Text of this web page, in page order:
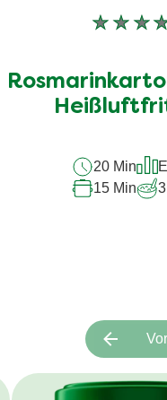
20 Min
15 Min
3